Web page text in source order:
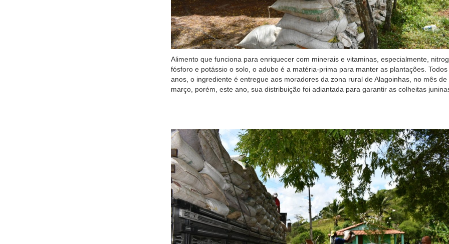
Alimento que funciona para enriquecer com minerais e vitaminas, especialmente,
fósforo e potássio o solo, o adubo é a matéria-prima para manter as plantações. Todos
anos, o ingrediente é entregue aos moradores da zona rural de Alagoinhas, no mês de
março, porém, este ano, sua distribuição foi adiantada para garantir as colheitas